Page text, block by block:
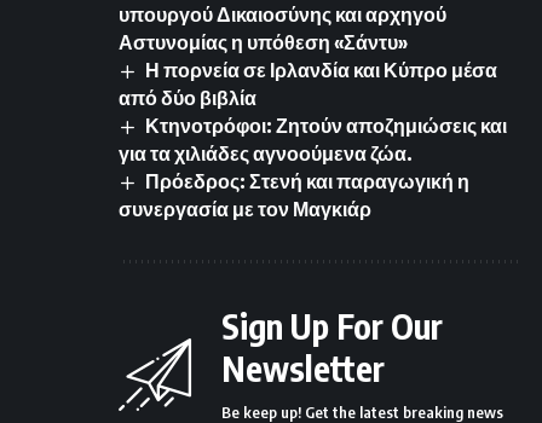
υπουργού Δικαιοσύνης και αρχηγού
Αστυνομίας η υπόθεση «Σάντυ»
Η πορνεία σε Ιρλανδία και Κύπρο μέσα
από δύο βιβλία
Κτηνοτρόφοι: Ζητούν αποζημιώσεις και
για τα χιλιάδες αγνοούμενα ζώα.
Πρόεδρος: Στενή και παραγωγική η
συνεργασία με τον Μαγκιάρ
Sign Up For Our
Newsletter
Be keep up! Get the latest breaking news